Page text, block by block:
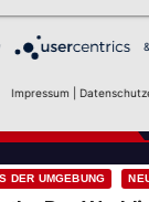
DER UMGEBUNG
&
Impressum